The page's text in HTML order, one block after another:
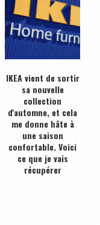
IKEA vient de sortir
sa nouvelle
collection
d'automne, et cela
me donne hâte à
une saison
confortable. Voici
ce que je vais
récupérer